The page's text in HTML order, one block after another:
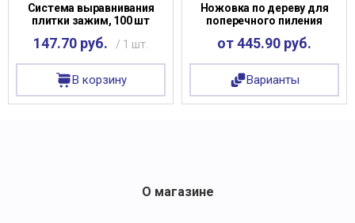
Система выравнивания
плитки зажим, 100 шт
147.70 руб. / 1 шт.
В корзину
Ножовка по дереву для
поперечного пиления
от 445.90 руб.
Варианты
О магазине